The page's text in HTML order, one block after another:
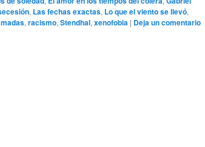
, Las fechas exactas, Lo que el viento se llevó,
,racismo,Stendhal,xenofobia | Deja un comentario